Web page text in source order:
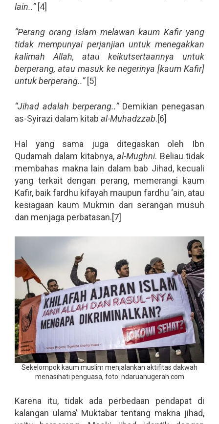
lain..”[4]
“Perang orang Islam melawan kaum Kafir yang
tidak mempunyai perjanjian untuk menegakkan
kalimah Allah, atau keikutsertaannya untuk
berperang, atau masuk ke negerinya [kaum Kafir]
untuk berperang..”[5]
“Jihad adalah berperang..” Demikian penegasan
as-Syirazi dalam kitab al-Muhadzzab.[6]
Hal yang sama juga ditegaskan oleh Ibn
Qudamah dalam kitabnya,al-Mughni. Beliau tidak
membahas makna lain dalam bab Jihad, kecuali
yang terkait dengan perang, memerangi kaum
Kafir, baik fardhu kifayah maupun fardhu ‘ain, atau
kesiagaan kaum Mukmin dari serangan musuh
dan menjaga perbatasan.[7]
Sekelompok kaum muslim menjalankan aktifitas dakwah
menasihati penguasa, foto: ndaruanugerah.com
Karena itu, tidak ada perbedaan pendapat di
kalangan ulama’ Muktabar tentang makna jihad,